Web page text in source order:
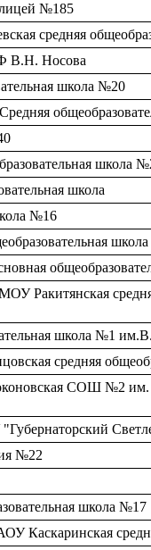
№185
средняя
В.Н. Носова
школа №20
школа
школа
№16
Ракитянская
школа №1
средняя
СОШ №2 им.
№22
школа №17
Каскаринская